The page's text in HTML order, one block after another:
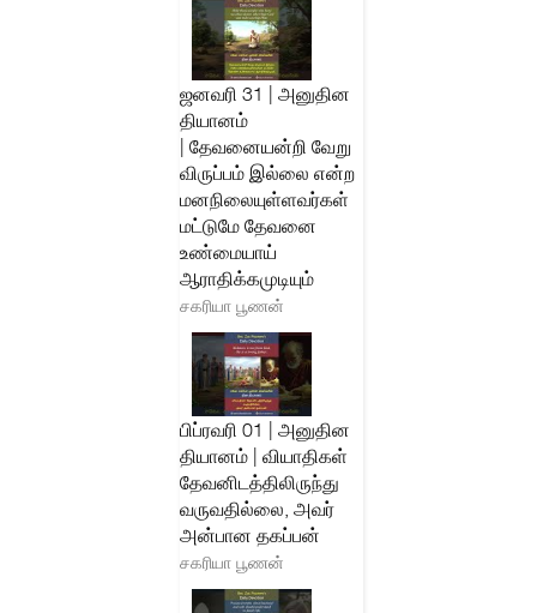
ஜனவரி 31 | அனுதின
தியானம்
| தேவனையன்றி வேறு
விருப்பம் இல்லை என்ற
மனநிலையுள்ளவர்கள்
மட்டுமே தேவனை
உண்மையாய்
ஆராதிக்கமுடியும்
சகரியா பூணன்
பிப்ரவரி 01 | அனுதின
தியானம் | வியாதிகள்
தேவனிடத்திலிருந்து
வருவதில்லை, அவர்
அன்பான தகப்பன்
சகரியா பூணன்